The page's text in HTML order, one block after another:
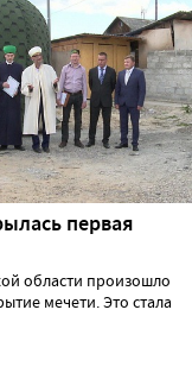
первая
области произошло
мечети. Это стала